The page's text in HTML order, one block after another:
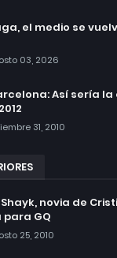
el medio se
03, 2026
Así sería
31, 2010
novia de
para GQ
25, 2010